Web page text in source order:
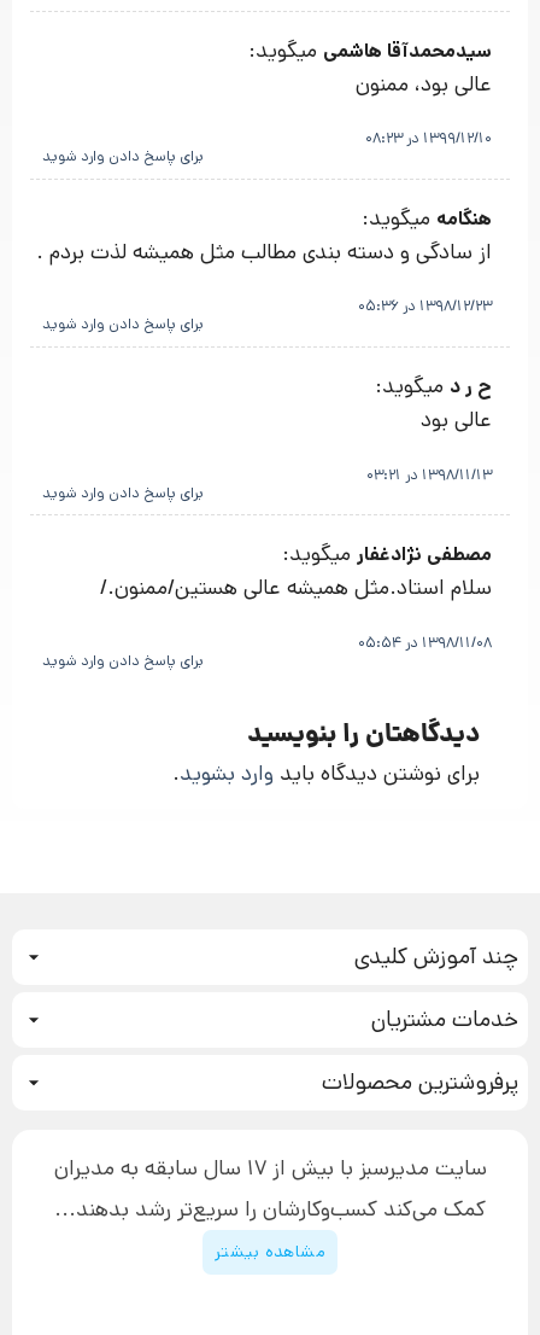
سیدمحمدآقا هاشمی میگوید:
عالی بود، ممنون
1399/12/10 در 08:23
برای پاسخ دادن وارد شوید
هنگامه میگوید:
از سادگی و دسته بندی مطالب مثل همیشه لذت بردم .
1398/12/23 در 05:36
برای پاسخ دادن وارد شوید
ح ر د میگوید:
عالی بود
1398/11/13 در 03:21
برای پاسخ دادن وارد شوید
مصطفی نژادغفار میگوید:
سلام استاد.مثل همیشه عالی هستین/ممنون./
1398/11/08 در 05:54
برای پاسخ دادن وارد شوید
دیدگاهتان را بنویسید
برای نوشتن دیدگاه باید وارد بشوید.
چند آموزش کلیدی
بازاریابی عصبی
تبلیغ نویسی
افزایش عملکرد
چگونه کتاب بنویسیم
دوره اینستاگرام
خدمات مشتریان
آموزش دسترسی به دانلود فایل‌ها
پیگیری سفارش
پشتیبانی
قوانین و مقررات سایت
پرفروشترین محصولاتدوره جدید سیستم سازی
سایت مدیرسبز با بیش از 17 سال سابقه به مدیران
کمک می‌کند کسب‌و‌کارشان را سریع‌تر رشد بدهند...
مشاهده بیشتر